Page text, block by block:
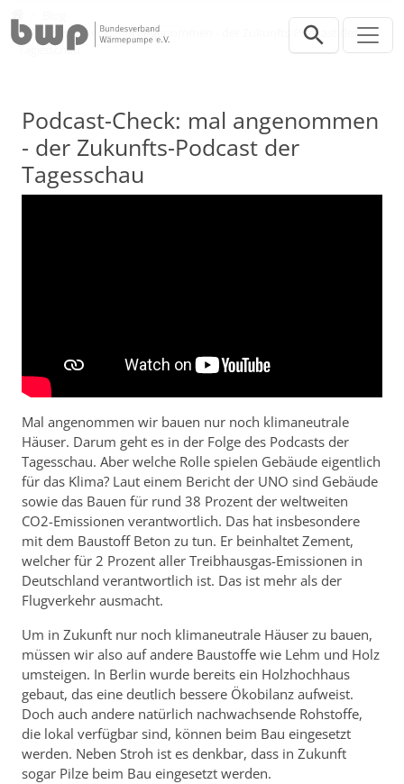
Podcast-Check: mal angenommen - der Zukunfts-Podcast der
Tagesschau
Podcast-Check: mal angenommen
- der Zukunfts-Podcast der
Tagesschau
Mal angenommen wir bauen nur noch klimaneutrale
Häuser. Darum geht es in der Folge des Podcasts der
Tagesschau. Aber welche Rolle spielen Gebäude eigentlich
für das Klima? Laut einem Bericht der UNO sind Gebäude
sowie das Bauen für rund 38 Prozent der weltweiten
CO2-Emissionen verantwortlich. Das hat insbesondere
mit dem Baustoff Beton zu tun. Er beinhaltet Zement,
welcher für 2 Prozent aller Treibhausgas-Emissionen in
Deutschland verantwortlich ist. Das ist mehr als der
Flugverkehr ausmacht.
Um in Zukunft nur noch klimaneutrale Häuser zu bauen,
müssen wir also auf andere Baustoffe wie Lehm und Holz
umsteigen. In Berlin wurde bereits ein Holzhochhaus
gebaut, das eine deutlich bessere Ökobilanz aufweist.
Doch auch andere natürlich nachwachsende Rohstoffe,
die lokal verfügbar sind, können beim Bau eingesetzt
werden. Neben Stroh ist es denkbar, dass in Zukunft
sogar Pilze beim Bau eingesetzt werden.